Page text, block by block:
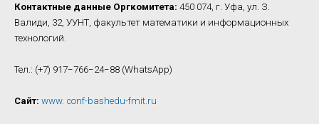
Контактные данные Оргкомитета: 450 074, г. Уфа, ул. З.
Валиди, 32, УУНТ, факультет математики и информационных
технологий.
Тел.: (+7) 917−766−24−88 (WhatsApp)
Сайт: www. conf-bashedu-fmit.ru